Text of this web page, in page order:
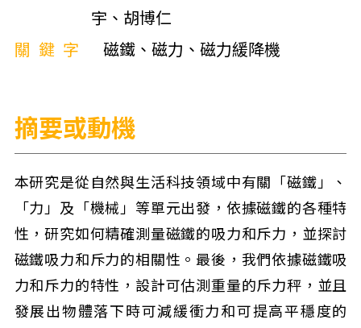
宇、胡博仁
關鍵字
磁鐵、磁力、磁力緩降機
摘要或動機
本研究是從自然與生活科技領域中有關「磁鐵」、
「力」及「機械」等單元出發，依據磁鐵的各種特
性，研究如何精確測量磁鐵的吸力和斥力，並探討
磁鐵吸力和斥力的相關性。最後，我們依據磁鐵吸
力和斥力的特性，設計可估測重量的斥力秤，並且
發展出物體落下時可減緩衝力和可提高平穩度的